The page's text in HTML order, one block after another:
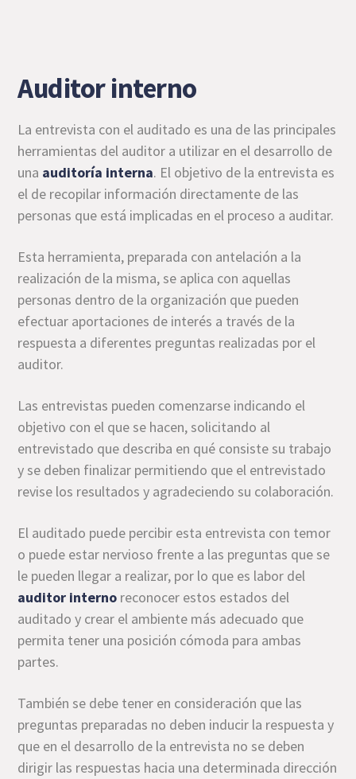
Auditor interno
La entrevista con el auditado es una de las principales
herramientas del auditor a utilizar en el desarrollo de
una auditoría interna. El objetivo de la entrevista es
el de recopilar información directamente de las
personas que está implicadas en el proceso a auditar.
Esta herramienta, preparada con antelación a la
realización de la misma, se aplica con aquellas
personas dentro de la organización que pueden
efectuar aportaciones de interés a través de la
respuesta a diferentes preguntas realizadas por el
auditor.
Las entrevistas pueden comenzarse indicando el
objetivo con el que se hacen, solicitando al
entrevistado que describa en qué consiste su trabajo
y se deben finalizar permitiendo que el entrevistado
revise los resultados y agradeciendo su colaboración.
El auditado puede percibir esta entrevista con temor
o puede estar nervioso frente a las preguntas que se
le pueden llegar a realizar, por lo que es labor del
auditor interno reconocer estos estados del
auditado y crear el ambiente más adecuado que
permita tener una posición cómoda para ambas
partes.
También se debe tener en consideración que las
preguntas preparadas no deben inducir la respuesta y
que en el desarrollo de la entrevista no se deben
dirigir las respuestas hacia una determinada dirección